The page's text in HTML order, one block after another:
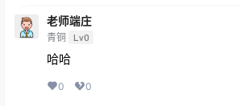
老师端庄
青铜 Lv0
哈哈
0 0